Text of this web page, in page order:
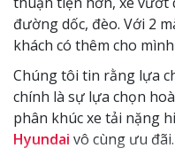
đường dốc, đèo. Với 2
khách có thêm cho
Chúng tôi tin rằng lựa
chính là sự lựa chọn
phân khúc xe tải nặng
Hyundai vô cùng ưu đãi.